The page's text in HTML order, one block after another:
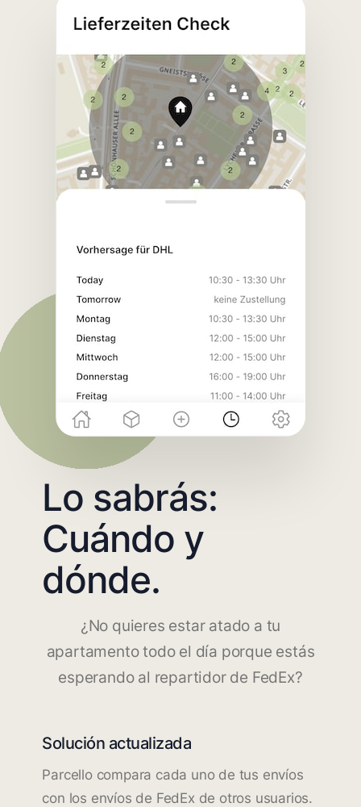
Lo sabrás:
Cuándo y
dónde.
¿No quieres estar atado a tu
apartamento todo el día porque estás
esperando al repartidor de FedEx?
Solución actualizada
Parcello compara cada uno de tus envíos
con los envíos de FedEx de otros usuarios.